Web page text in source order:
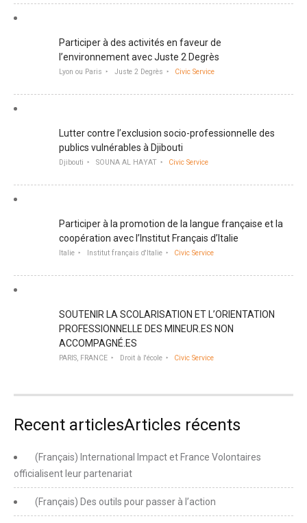
Participer à des activités en faveur de
l’environnement avec Juste 2 Degrès
Lyon ou Paris Juste 2 Degrès Civic Service
Lutter contre l’exclusion socio-professionnelle des
publics vulnérables à Djibouti
Djibouti SOUNA AL HAYAT Civic Service
Participer à la promotion de la langue française et la
coopération avec l’Institut Français d’Italie
Italie Institut français d'Italie Civic Service
SOUTENIR LA SCOLARISATION ET L’ORIENTATION
PROFESSIONNELLE DES MINEUR.ES NON
ACCOMPAGNÉ.ES
PARIS, FRANCE Droit à l'école Civic Service
Recent articlesArticles récents
(Français) International Impact et France Volontaires
officialisent leur partenariat
(Français) Des outils pour passer à l’action